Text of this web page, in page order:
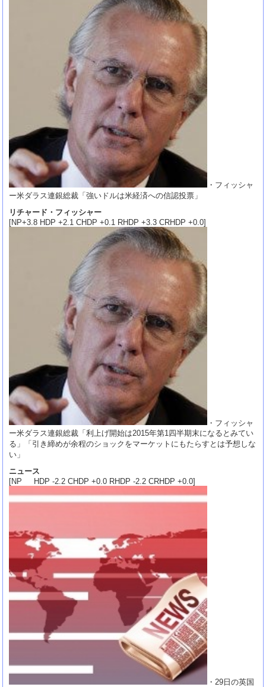
・フィッシャ
ー米ダラス連銀総裁「強いドルは米経済への信認投票」
リチャード・フィッシャー
[NP+3.8 HDP +2.1 CHDP +0.1 RHDP +3.3 CRHDP +0.0]
・フィッシャ
ー米ダラス連銀総裁「利上げ開始は2015年第1四半期末になるとみてい
る」「引き締めが余程のショックをマーケットにもたらすとは予想しな
い」
ニュース
[NP HDP -2.2 CHDP +0.0 RHDP -2.2 CRHDP +0.0]
・29日の英国